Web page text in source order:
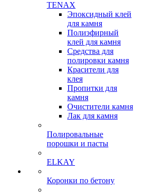
TENAX
Эпоксидный клей
для камня
Полиэфирный
клей для камня
Средства для
полировки камня
Красители для
клея
Пропитки для
камня
Очистители камня
Лак для камня
Полировальные
порошки и пасты
ELKAY
Коронки по бетону